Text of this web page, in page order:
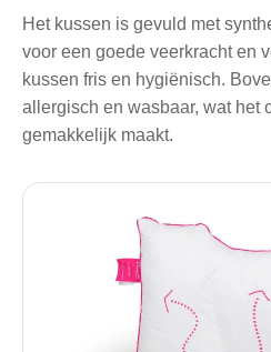
Het kussen is gevuld met
voor een goede veerkracht en
kussen fris en hygiënisch.
allergisch en wasbaar, wat het
gemakkelijk maakt.